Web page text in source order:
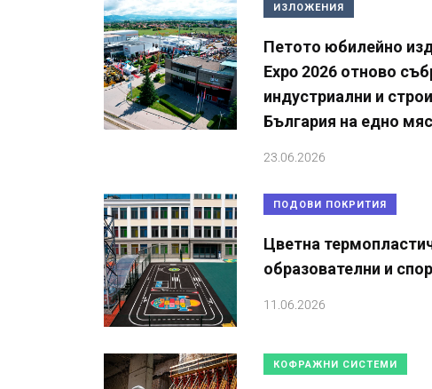
ИЗЛОЖЕНИЯ
Петото юбилейно
Expo 2026 отново
индустриални и
България на едно
23.06.2026
ПОДОВИ ПОКРИТИЯ
Цветна
образователни и
11.06.2026
КОФРАЖНИ СИСТЕМИ